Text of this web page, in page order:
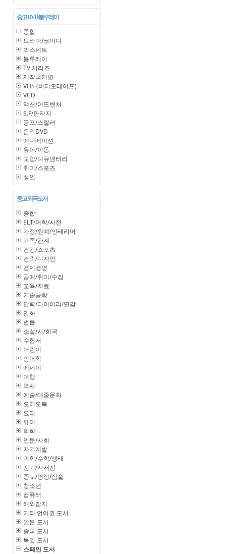
중고 DVD/블루레이
종합
드라마/코미디
박스세트
블루레이
TV 시리즈
제작국가별
VHS (비디오테이프)
VCD
액션/어드벤처
S.F/판타지
공포/스릴러
음악DVD
애니메이션
유아/아동
교양/다큐멘터리
취미/스포츠
성인
중고 외국도서
종합
ELT/어학/사전
가정/원예/인테리어
가족/관계
건강/스포츠
건축/디자인
경제경영
공예/취미/수집
교육/자료
기술공학
달력/다이어리/연감
만화
법률
소설/시/희곡
수험서
어린이
언어학
에세이
여행
역사
예술/대중문화
오디오북
요리
유머
의학
인문/사회
자기계발
과학/수학/생태
전기/자서전
종교/명상/점술
청소년
컴퓨터
해외잡지
기타 언어권 도서
일본 도서
중국 도서
독일 도서
스페인 도서